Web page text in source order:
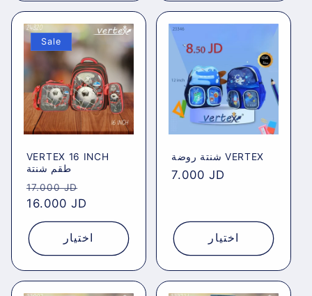
Sale
VERTEX 16 INCH
طقم شنتة
Regular
price
17.000 JD
price
16.000 JD
اختيار
شنتة روضة VERTEX
Regular
7.000 JD
اختيار